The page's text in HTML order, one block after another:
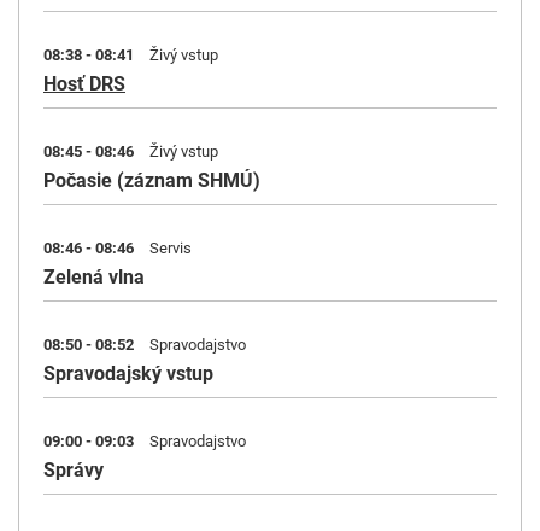
08:38 - 08:41 Živý vstup
Hosť DRS
08:45 - 08:46 Živý vstup
Počasie (záznam SHMÚ)
08:46 - 08:46 Servis
Zelená vlna
08:50 - 08:52 Spravodajstvo
Spravodajský vstup
09:00 - 09:03 Spravodajstvo
Správy